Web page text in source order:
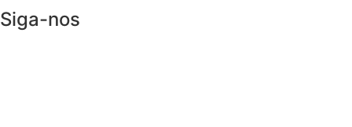
Siga-nos